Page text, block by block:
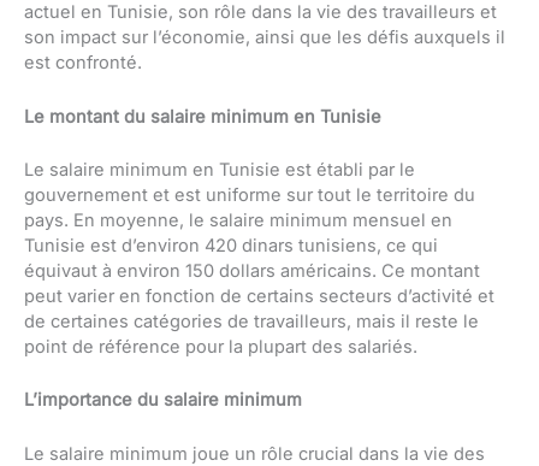
actuel en Tunisie, son rôle dans la vie des travailleurs et
son impact sur l’économie, ainsi que les défis auxquels il
est confronté.
Le montant du salaire minimum en Tunisie
Le salaire minimum en Tunisie est établi par le
gouvernement et est uniforme sur tout le territoire du
pays. En moyenne, le salaire minimum mensuel en
Tunisie est d’environ 420 dinars tunisiens, ce qui
équivaut à environ 150 dollars américains. Ce montant
peut varier en fonction de certains secteurs d’activité et
de certaines catégories de travailleurs, mais il reste le
point de référence pour la plupart des salariés.
L’importance du salaire minimum
Le salaire minimum joue un rôle crucial dans la vie des